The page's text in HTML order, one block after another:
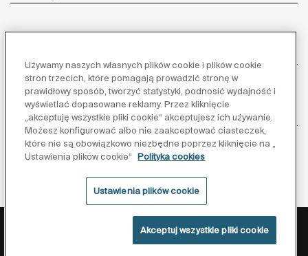
Inspiracja
Obserwuj nas:
Polityka ochrony danych
Warunki korzystania z serwisu
Polityka cookies
Używamy naszych własnych plików cookie i plików cookie
stron trzecich, które pomagają prowadzić stronę w
prawidłowy sposób, tworzyć statystyki, podnosić wydajność i
wyświetlać dopasowane reklamy. Przez kliknięcie
„akceptuję wszystkie pliki cookie“ akceptujesz ich używanie.
Możesz konfigurować albo nie zaakceptować ciasteczek,
które nie są obowiązkowo niezbędne poprzez kliknięcie na „
Ustawienia plików cookie“
Polityka cookies
Ustawienia plików cookie
Akceptuj wszystkie pliki cookie